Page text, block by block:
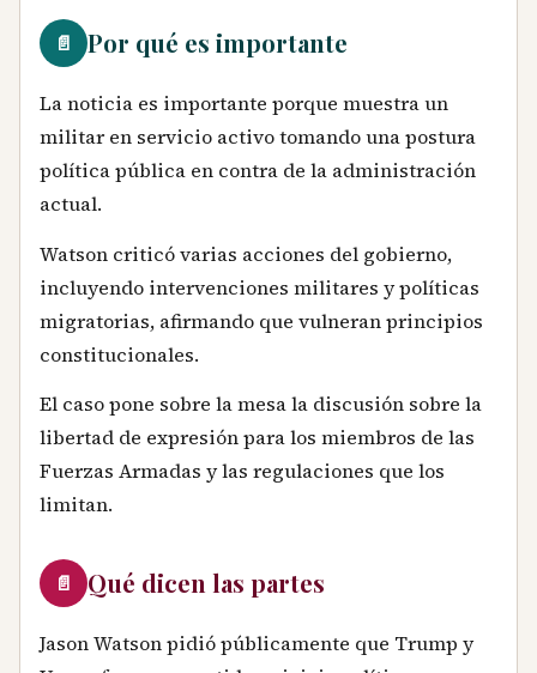
📄 Por qué es importante
La noticia es importante porque muestra un
militar en servicio activo tomando una postura
política pública en contra de la administración
actual.
Watson criticó varias acciones del gobierno,
incluyendo intervenciones militares y políticas
migratorias, afirmando que vulneran principios
constitucionales.
El caso pone sobre la mesa la discusión sobre la
libertad de expresión para los miembros de las
Fuerzas Armadas y las regulaciones que los
limitan.
📄 Qué dicen las partes
Jason Watson pidió públicamente que Trump y